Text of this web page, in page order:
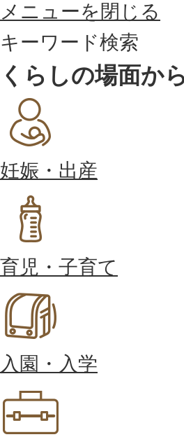
メニューを閉じる
キーワード検索
くらしの場面か
妊娠・出産
育児・子育て
入園・入学